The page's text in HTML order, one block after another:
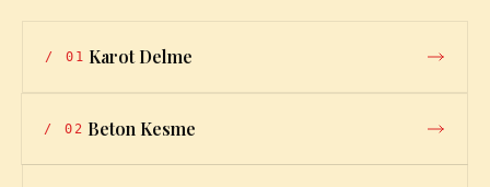
/ 01 Karot Delme
/ 02 Beton Kesme